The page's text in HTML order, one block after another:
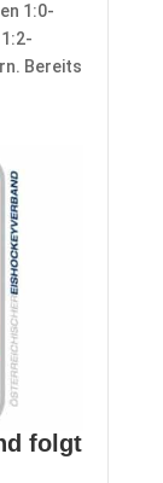
1:0-
Bereits
folgt